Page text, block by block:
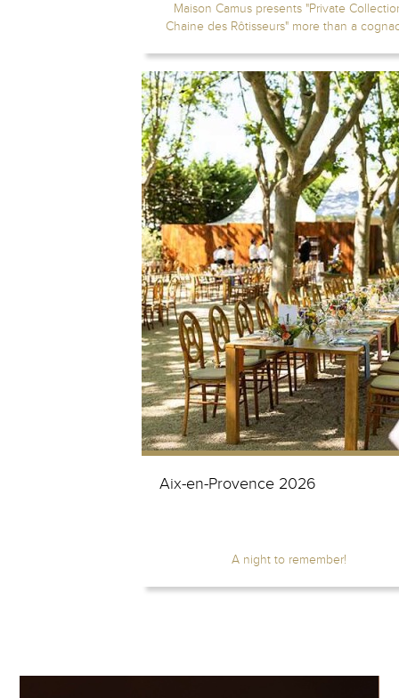
Maison Camus presents "Private
Chaine des Rôtisseurs" more than a
Aix-en-Provence 2026
A night to remember!